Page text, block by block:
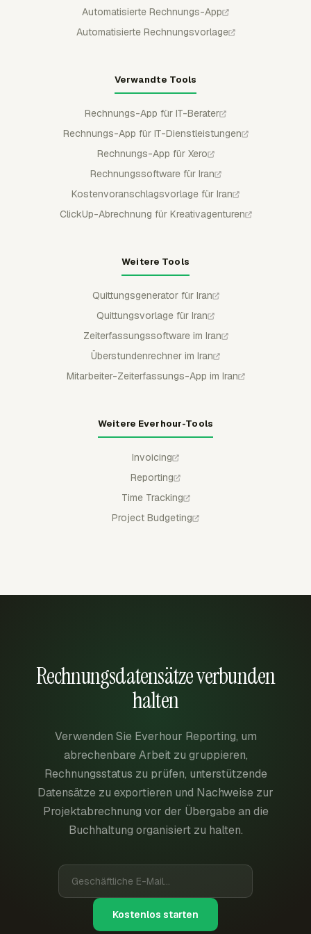
Automatisierte Rechnungs-App
Automatisierte Rechnungsvorlage
Verwandte Tools
Rechnungs-App für IT-Berater
Rechnungs-App für IT-Dienstleistungen
Rechnungs-App für Xero
Rechnungssoftware für Iran
Kostenvoranschlagsvorlage für Iran
ClickUp-Abrechnung für Kreativagenturen
Weitere Tools
Quittungsgenerator für Iran
Quittungsvorlage für Iran
Zeiterfassungssoftware im Iran
Überstundenrechner im Iran
Mitarbeiter-Zeiterfassungs-App im Iran
Weitere Everhour-Tools
Invoicing
Reporting
Time Tracking
Project Budgeting
Rechnungsdatensätze verbunden
halten
Verwenden Sie Everhour Reporting, um
abrechenbare Arbeit zu gruppieren,
Rechnungsstatus zu prüfen, unterstützende
Datensätze zu exportieren und Nachweise zur
Projektabrechnung vor der Übergabe an die
Buchhaltung organisiert zu halten.
Kostenlos starten